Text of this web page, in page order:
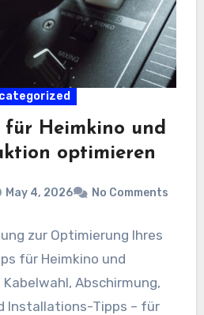
für Heimkino und
optimieren
May 4, 2026 No Comments
zur Optimierung Ihres
für Heimkino und
Abschirmung,
Installations-Tipps – für